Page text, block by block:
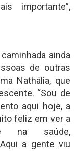
importante”,
ainda
de outras
Nathália, que
“Sou de
aqui hoje, a
feliz em ver a
na saúde,
a gente viu